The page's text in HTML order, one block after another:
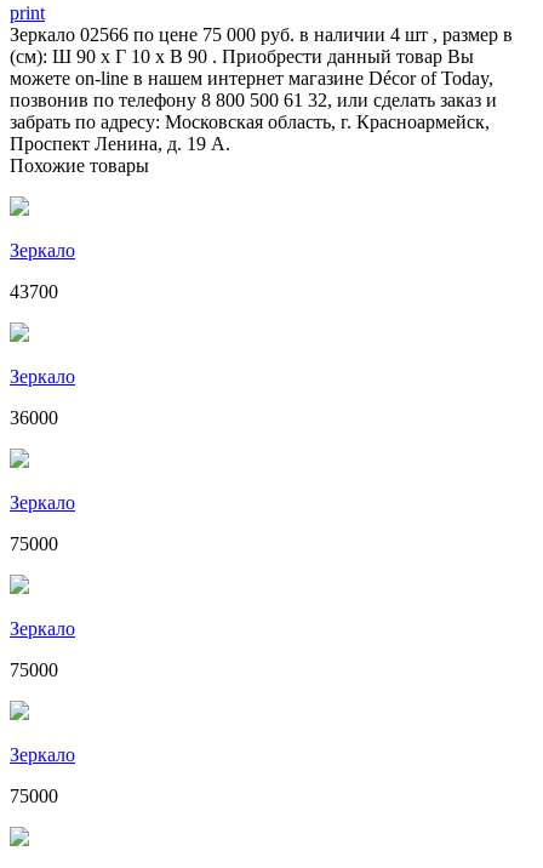
print
Зеркало 02566 по цене 75 000 руб. в наличии 4 шт , размер в
(см): Ш 90 x Г 10 x В 90 . Приобрести данный товар Вы
можете on-line в нашем интернет магазине Décor of Today,
позвонив по телефону 8 800 500 61 32, или сделать заказ и
забрать по адресу: Московская область, г. Красноармейск,
Проспект Ленина, д. 19 А.
Похожие товары
Зеркало
43700
Зеркало
36000
Зеркало
75000
Зеркало
75000
Зеркало
75000